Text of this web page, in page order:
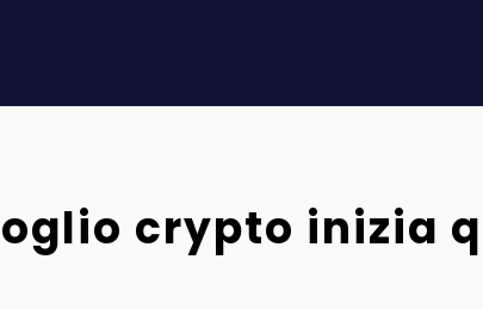
crypto inizia